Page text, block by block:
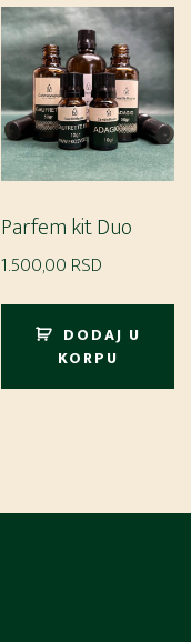
Parfem kit Duo
1.500,00 RSD
DODAJ U
KORPU